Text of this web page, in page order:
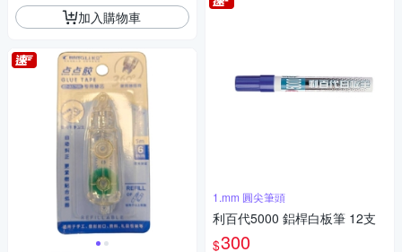
加入購物車
1.mm 圓尖筆頭
利百代5000 鋁桿白板筆 12支
$300